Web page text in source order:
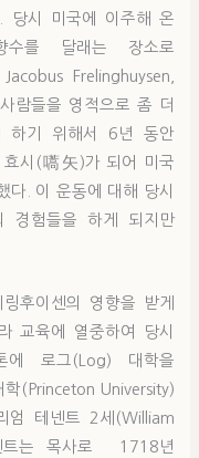
당시 미국에 이주해 온
수를 달래는 장소로
Frelinghuysen,
람들을 영적으로 좀 더
하기 위해서 6년 동안
효시(嚆矢)가 되어 미국
다. 이 운동에 대해 당시
경험들을 하게 되지만
후이센의 영향을 받게
교육에 열중하여 당시
에 로그(Log) 대학을
학(Princeton University)
엄 테넨트 2세(William
트는 목사로 1718년